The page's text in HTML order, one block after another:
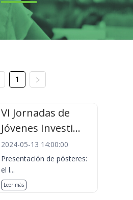
1
VI Jornadas de
Jóvenes Investi...
2024-05-13 14:00:00
Presentación de pósteres:
el l...
Leer más